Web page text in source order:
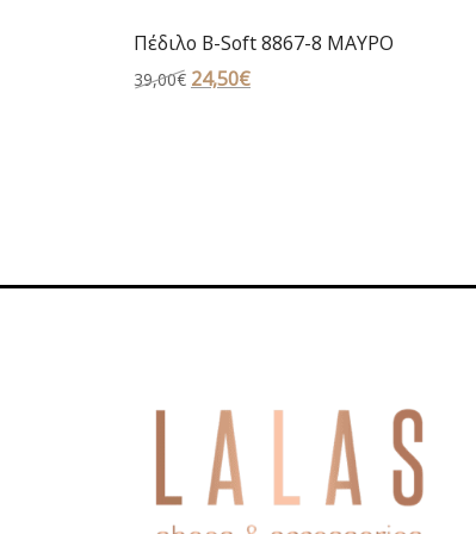
Πέδιλο B-Soft 8867-8 ΜΑΥΡΟ
39,00€ Original
24,50€Η